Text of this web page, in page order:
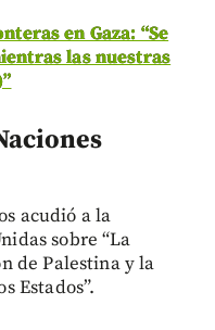
en Gaza: “Se
las nuestras
acudió a la
sobre “La
de Palestina y la
Estados”.